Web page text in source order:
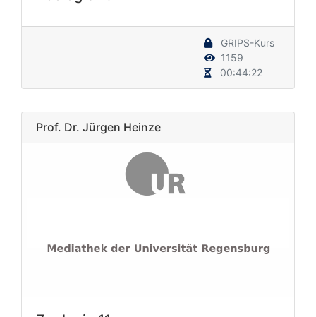
GRIPS-Kurs
1159
00:44:22
Prof. Dr. Jürgen Heinze